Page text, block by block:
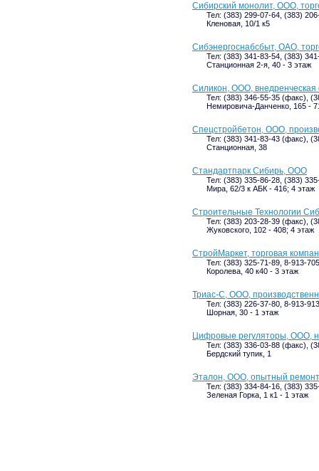
Сибирский монолит, ООО,
Тел: (383) 299-07-64, (383)
Кленовая, 10/1 к5
Сибэнергоснабсбыт, ОАО,
Тел: (383) 341-83-54, (383)
Станционная 2-я, 40 - 3 этаж
Силикон, ООО,
Тел: (383) 346-55-35 (факс),
Немировича-Данченко, 165 -
Спецстройбетон, ООО,
Тел: (383) 341-83-43 (факс),
Станционная, 38
Стандартпарк Сибирь, ООО
Тел: (383) 335-86-28, (383)
Мира, 62/3 к АБК - 416; 4 этаж
Строительные Технологии
Тел: (383) 203-28-39 (факс),
Жуковского, 102 - 408; 4 этаж
СтройМаркет, торговая
Тел: (383) 325-71-89, 8-913-
Королева, 40 к40 - 3 этаж
Триас-С, ООО,
Тел: (383) 226-37-80, 8-913-
Шорная, 30 - 1 этаж
Цифровые регуляторы, ООО,
Тел: (383) 336-03-88 (факс),
Бердский тупик, 1
Эталон, ООО, опытный
Тел: (383) 334-84-16, (383)
Зеленая Горка, 1 к1 - 1 этаж